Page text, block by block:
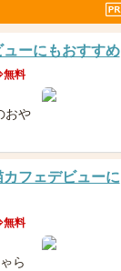
ーにもおすすめ
無料
おや
フェデビューに
無料
ら